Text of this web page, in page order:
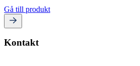
Gå till produkt
Kontakt